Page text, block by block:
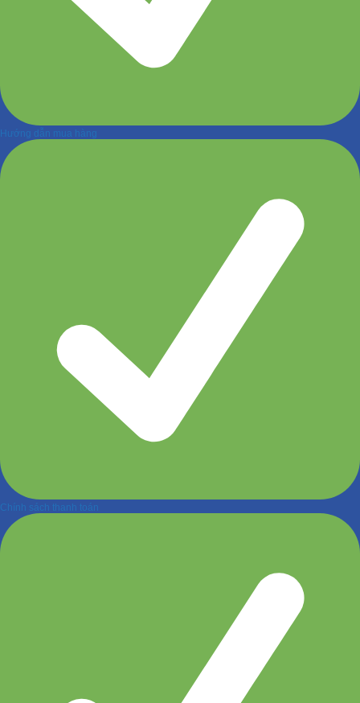
Hướng dẫn mua hàng
Chính sách thanh toán